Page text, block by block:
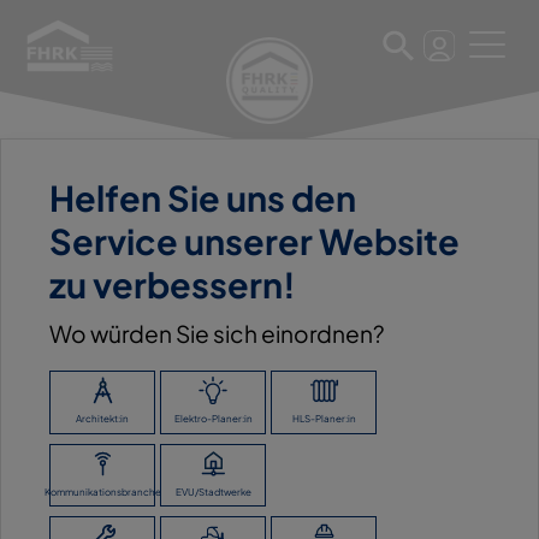
Helfen Sie uns den
Service unserer Website
zu verbessern!
Wo würden Sie sich einordnen?
Architekt:in Elektro-Planer:in HLS-Planer:in
Kommunikationsbranche EVU/Stadtwerke
11. März 2025
LAUBNER GMBH
BAUSTOFFHANDEL
ZURÜCK ZUR ÜBERSICHT